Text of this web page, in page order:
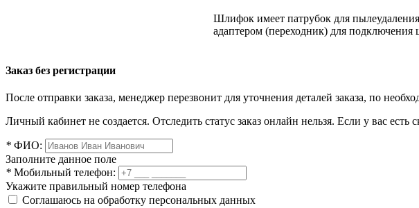
Шлифок имеет патрубок для
адаптером (переходник) для
Заказ без регистрации
После отправки заказа, менеджер перезвонит для уточнения деталей заказа, по
Личный кабинет не создается. Отследить статус заказ онлайн нельзя. Если у вас есть
* ФИО:
Заполните данное поле
* Мобильный телефон:
Укажите правильный номер телефона
Соглашаюсь на обработку персональных данных